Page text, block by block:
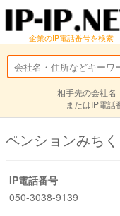
企業のIP電話番号を検索
相手先の会社名
またはIP電話
ペンションみちく
IP電話番号
050-3038-9139